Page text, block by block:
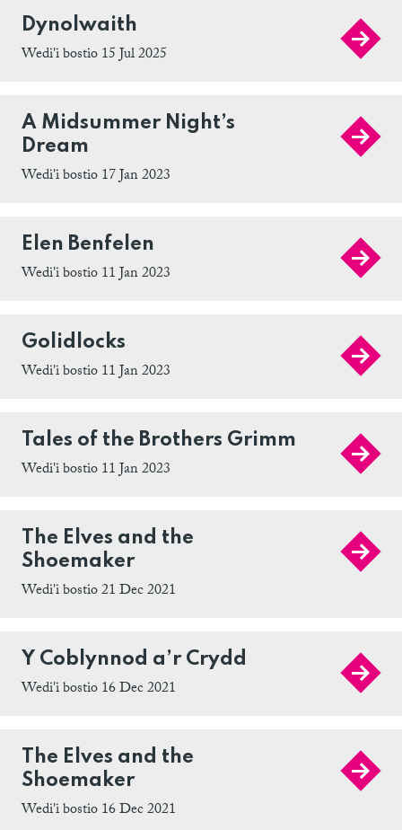
Dynolwaith
Wedi'i bostio 15 Jul 2025
A Midsummer Night’s
Dream
Wedi'i bostio 17 Jan 2023
Elen Benfelen
Wedi'i bostio 11 Jan 2023
Golidlocks
Wedi'i bostio 11 Jan 2023
Tales of the Brothers Grimm
Wedi'i bostio 11 Jan 2023
The Elves and the
Shoemaker
Wedi'i bostio 21 Dec 2021
Y Coblynnod a’r Crydd
Wedi'i bostio 16 Dec 2021
The Elves and the
Shoemaker
Wedi'i bostio 16 Dec 2021